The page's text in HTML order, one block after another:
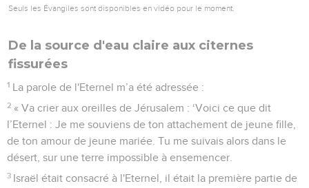
Seuls les Évangiles sont disponibles en vidéo pour le moment.
De la source d'eau claire aux citernes
fissurées
1 La parole de l'Eternel m’a été adressée :
2 « Va crier aux oreilles de Jérusalem : ‘Voici ce que dit
l’Eternel : Je me souviens de ton attachement de jeune fille,
de ton amour de jeune mariée. Tu me suivais alors dans le
désert, sur une terre impossible à ensemencer.
3 Israël était consacré à l'Eternel, il était la première partie de